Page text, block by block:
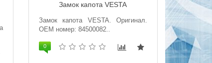
Замок капота VESTA
Замок капота VESTA. Оригинал.
OEM номер: 84500082..
0